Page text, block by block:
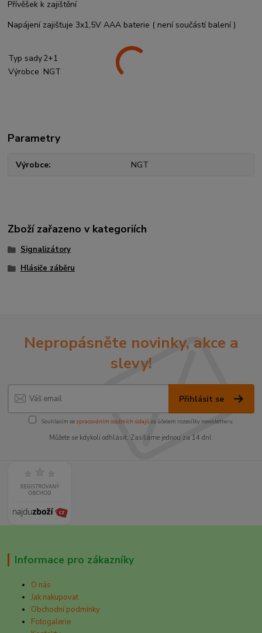
Přívěšek k zajištění
Napájení zajišťuje 3x1,5V AAA baterie ( není součástí balení )
Typ sady2+1
Výrobce NGT
Parametry
Výrobce NGT
Zboží zařazeno v kategoriích
Signalizátory
Hlásiče záběru
Nepropásněte novinky, akce a
slevy!
Přihlásit se
Souhlasím se zpracováním osobních údajůza účelem rozesílky newsletteru.
Můžete se kdykoli odhlásit. Zasíláme jednou za 14 dní.
Informace pro zákazníky
O nás
Jak nakupovat
Obchodní podmínky
Fotogalerie